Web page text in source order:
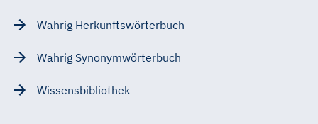
Wahrig Herkunftswörterbuch
Wahrig Synonymwörterbuch
Wissensbibliothek